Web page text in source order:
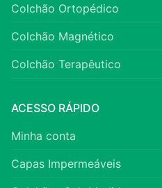
Colchão Ortopédico
Colchão Magnético
Colchão Terapêutico
ACESSO RÁPIDO
Minha conta
Capas Impermeáveis